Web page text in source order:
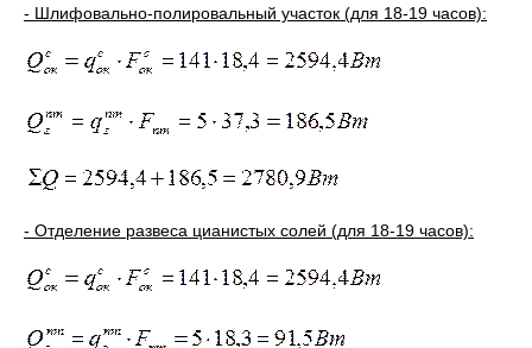
- Шлифовально-полировальный участок (для 18-19 часов):
- Отделение развеса цианистых солей (для 18-19 часов):